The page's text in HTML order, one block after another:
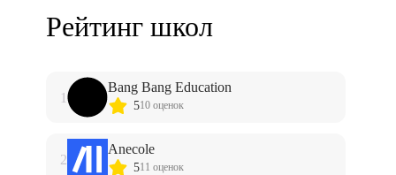
Рейтинг школ
1
Bang Bang Education
510 оценок
2
Anecole
511 оценок